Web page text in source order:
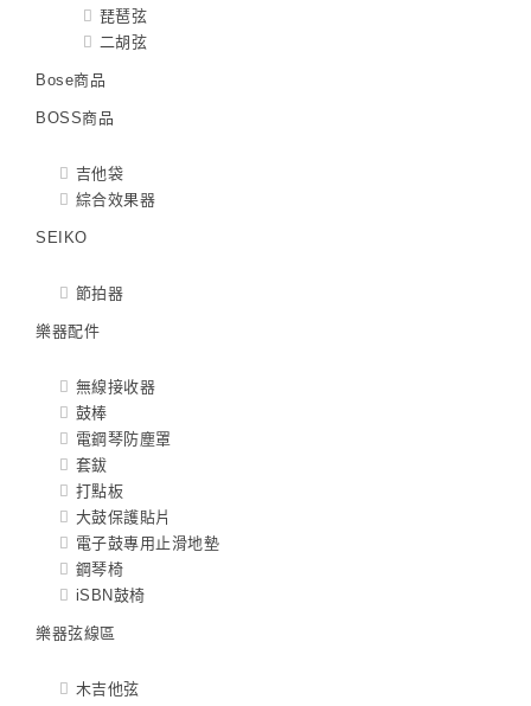
琵琶弦
二胡弦
Bose商品
BOSS商品
吉他袋
綜合效果器
SEIKO
節拍器
樂器配件
無線接收器
鼓棒
電鋼琴防塵罩
套鈸
打點板
大鼓保護貼片
電子鼓專用止滑地墊
鋼琴椅
iSBN鼓椅
樂器弦線區
木吉他弦